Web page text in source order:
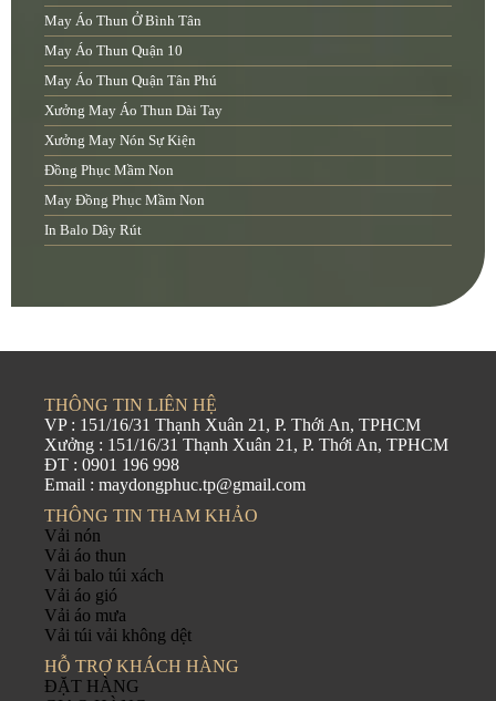
May Áo Thun Ở Bình Tân
May Áo Thun Quận 10
May Áo Thun Quận Tân Phú
Xưởng May Áo Thun Dài Tay
Xưởng May Nón Sự Kiện
Đồng Phục Mầm Non
May Đồng Phục Mầm Non
In Balo Dây Rút
THÔNG TIN LIÊN HỆ
VP : 151/16/31 Thạnh Xuân 21, P. Thới An, TPHCM
Xưởng : 151/16/31 Thạnh Xuân 21, P. Thới An, TPHCM
ĐT : 0901 196 998
Email : maydongphuc.tp@gmail.com
THÔNG TIN THAM KHẢO
Vải nón
Vải áo thun
Vải balo túi xách
Vải áo gió
Vải áo mưa
Vải túi vải không dệt
HỖ TRỢ KHÁCH HÀNG
ĐẶT HÀNG